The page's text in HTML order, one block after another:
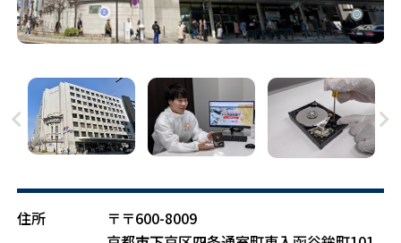
住所
〒〒600-8009